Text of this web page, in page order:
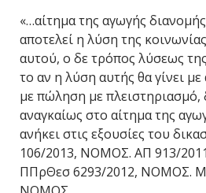
«…αίτημα της αγωγής
αποτελεί η λύση της
αυτού, ο δε τρόπος λύσεως
το αν η λύση αυτής θα γίνει
με πώληση με πλειστηριασμό,
αναγκαίως στο αίτημα της
ανήκει στις εξουσίες του
106/2013, ΝΟΜΟΣ. ΑΠ 913/
ΠΠρΘεσ 6293/2012, ΝΟΜΟΣ.